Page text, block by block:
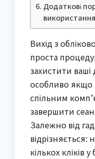
Додаткові
Вихід з
проста
захистити ваші
особливо якщо
спільним
завершити
Залежно від
відрізняється:
кількох кліків